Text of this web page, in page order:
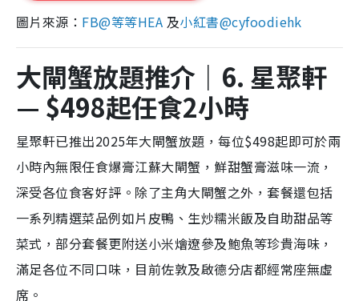
圖片來源： FB@等等HEA 及小紅書@cyfoodiehk
大閘蟹放題推介｜6. 星聚軒
— $498起任食2小時
星聚軒已推出2025年大閘蟹放題，每位$498起即可於兩
小時內無限任食爆膏江蘇大閘蟹，鮮甜蟹膏滋味一流，
深受各位食客好評。除了主角大閘蟹之外，套餐還包括
一系列精選菜品例如片皮鴨、生炒糯米飯及自助甜品等
菜式，部分套餐更附送小米燴遼參及鮑魚等珍貴海味，
滿足各位不同口味，目前佐敦及啟德分店都經常座無虛
席。